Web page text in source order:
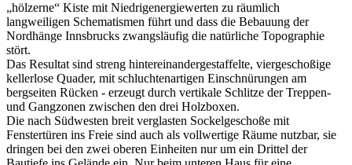
„hölzerne“ Kiste mit Niedrigenergiewerten zu räumlich
langweiligen Schematismen führt und dass die Bebauung der
Nordhänge Innsbrucks zwangsläufig die natürliche Topographie
stört.
Das Resultat sind streng hintereinandergestaffelte, viergeschoßige
kellerlose Quader, mit schluchtenartigen Einschnürungen am
bergseiten Rücken - erzeugt durch vertikale Schlitze der Treppen-
und Gangzonen zwischen den drei Holzboxen.
Die nach Südwesten breit verglasten Sockelgeschoße mit
Fenstertüren ins Freie sind auch als vollwertige Räume nutzbar, sie
dringen bei den zwei oberen Einheiten nur um ein Drittel der